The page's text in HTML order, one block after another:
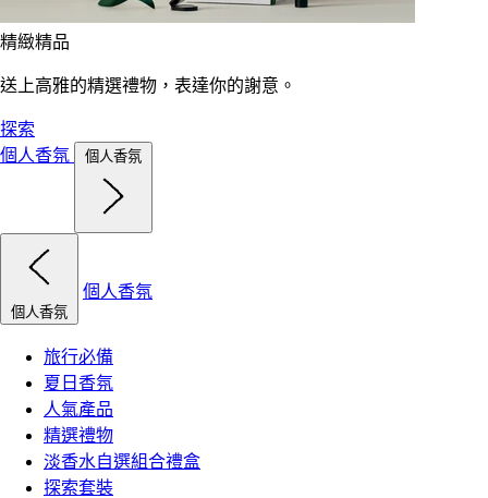
精緻精品
送上高雅的精選禮物，表達你的謝意。
探索
個人香氛
個人香氛
個人香氛
個人香氛
旅行必備
夏日香氛
人氣產品
精選禮物
淡香水自選組合禮盒
探索套裝